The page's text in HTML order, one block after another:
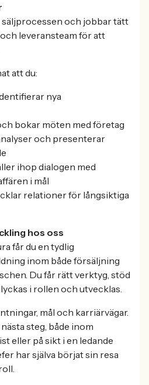
säljprocessen och jobbar tätt
leveransteam för att
att du:
nya
bokar möten med företag
och presenterar
ihop dialogen med
i mål
relationer för långsiktiga
hos oss
får du en tydlig
inom både försäljning
Du får rätt verktyg, stöd
i rollen och utvecklas.
mål och karriärvägar.
steg, både inom
eller på sikt i en ledande
har själva börjat sin resa